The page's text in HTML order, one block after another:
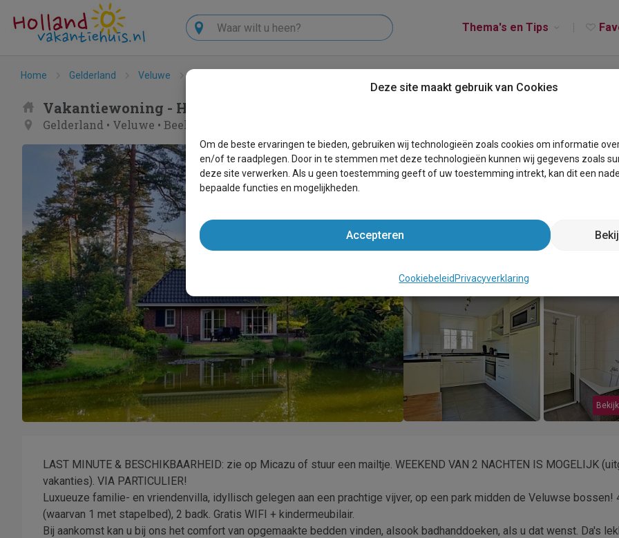
Thema's en Tips
Zoeken
Home Gelderland Veluwe
Vakantiewoning - Het Veluwse Vijverhuis - LAST MINUTE!
Gelderland • Veluwe • Beekbergen
LAST MINUTE & BESCHIKBAARHEID: zie op Micazu of stuur een mailtje. WEEKEND VAN 2 NACHTEN IS MOGELIJK
vakanties). VIA PARTICULIER!
Luxueuze familie- en vriendenvilla, idyllisch gelegen aan een prachtige vijver, op een park midden de Veluwse bossen!
(waarvan 1 met stapelbed), 2 badk. Gratis WIFI + kindermeubilair.
Bij aankomst kan u bij ons het comfort van opgemaakte bedden vinden, alsook badhanddoeken, als u dat wenst. Da's
Deze site maakt gebruik van Cookies
Om de beste ervaringen te bieden, gebruiken wij technologieën zoals cookies om informatie
en/of te raadplegen. Door in te stemmen met deze technologieën kunnen wij gegevens zoals
deze site verwerken. Als u geen toestemming geeft of uw toestemming intrekt, kan dit een
bepaalde functies en mogelijkheden.
Accepteren
Cookiebeleid Privacyverklaring